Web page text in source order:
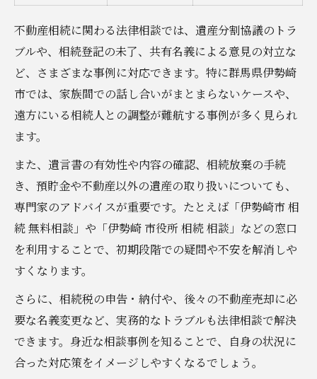
不動産相続に関わる法律相談では、遺産分割協議のトラ
ブルや、相続登記の未了、共有名義による意見の対立な
ど、さまざまな事例に対応できます。特に群馬県伊勢崎
市では、家族間での話し合いがまとまらないケースや、
遠方にいる相続人との調整が難航する事例が多く見られ
ます。
また、遺言書の有効性や内容の確認、相続放棄の手続
き、預貯金や不動産以外の遺産の取り扱いについても、
専門家のアドバイスが重要です。たとえば「伊勢崎市 相
続 無料相談」や「伊勢崎 市役所 相続 相談」などの窓口
を利用することで、初期段階での疑問や不安を解消しや
すくなります。
さらに、相続税の申告・納付や、後々の不動産売却に必
要な名義変更など、実務的なトラブルも法律相談で解決
できます。身近な相談事例を知ることで、自身の状況に
合った対応策をイメージしやすくなるでしょう。